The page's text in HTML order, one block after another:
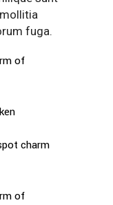
fuga.
of
charm
of